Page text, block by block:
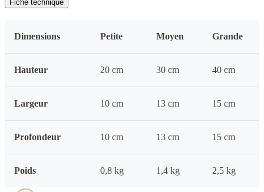
Fiche technique
Dimensions Petite Moyen Grande
Hauteur 20 cm 30 cm 40 cm
Largeur 10 cm 13 cm 15 cm
Profondeur 10 cm 13 cm 15 cm
Poids 0,8 kg 1,4 kg 2,5 kg